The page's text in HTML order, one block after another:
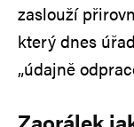
zaslouží
který dnes
„údajně